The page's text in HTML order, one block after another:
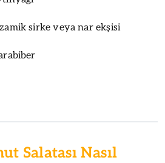
sirke veya nar ekşisi
Salatası Nasıl